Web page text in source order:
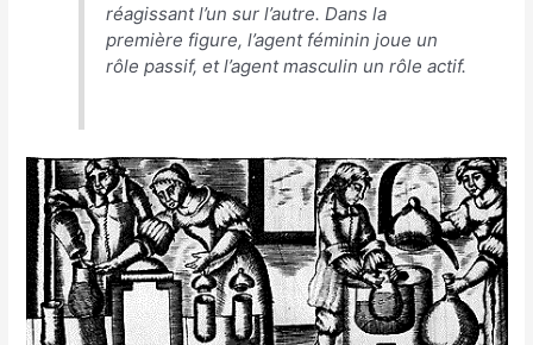
réagissant l’un sur l’autre. Dans la
première figure, l’agent féminin joue un
rôle passif, et l’agent masculin un rôle actif.